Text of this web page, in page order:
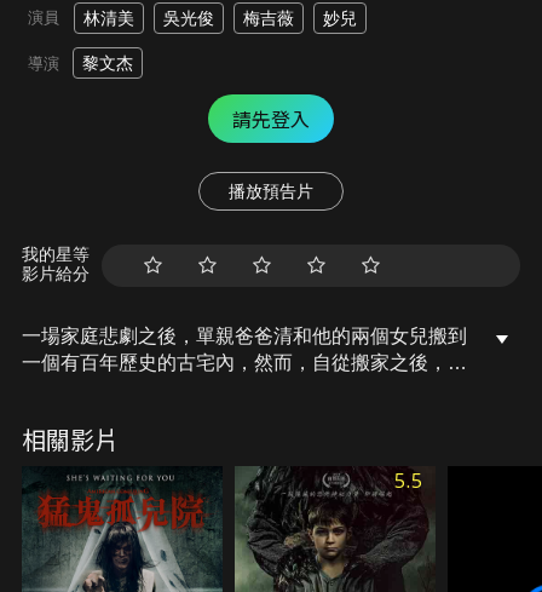
演員 林清美 吳光俊 梅吉薇 妙兒
導演 黎文杰
請先登入
播放預告片
我的星等
影片給分
一場家庭悲劇之後，單親爸爸清和他的兩個女兒搬到
一個有百年歷史的古宅內，然而，自從搬家之後，女
密……。
相關影片
5.5